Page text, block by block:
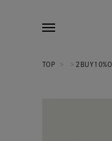
TOP > >